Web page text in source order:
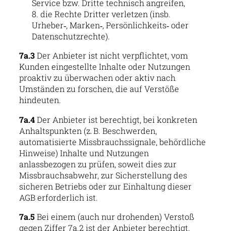
Service bzw. Dritte technisch angreifen,
die Rechte Dritter verletzen (insb.
Urheber‑, Marken‑, Persönlichkeits‑ oder
Datenschutzrechte).
7a.3Der Anbieter ist nicht verpflichtet, vom
Kunden eingestellte Inhalte oder Nutzungen
proaktiv zu überwachen oder aktiv nach
Umständen zu forschen, die auf Verstöße
hindeuten.
7a.4Der Anbieter ist berechtigt, bei konkreten
Anhaltspunkten (z. B. Beschwerden,
automatisierte Missbrauchssignale, behördliche
Hinweise) Inhalte und Nutzungen
anlassbezogen zu prüfen, soweit dies zur
Missbrauchsabwehr, zur Sicherstellung des
sicheren Betriebs oder zur Einhaltung dieser
AGB erforderlich ist.
7a.5Bei einem (auch nur drohenden) Verstoß
gegen Ziffer 7a.2 ist der Anbieter berechtigt,